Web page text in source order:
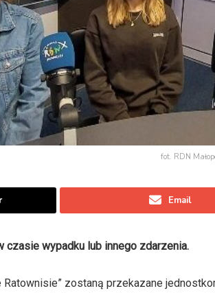
fot. RDN
Email
czasie wypadku lub innego zdarzenia.
zostaną przekazane